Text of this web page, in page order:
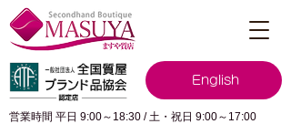
English
営業時間 平日 9:00～18:30 / 土・祝日 9:00～17:00